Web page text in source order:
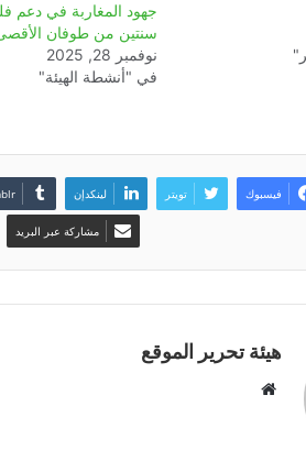
جهود المغاربة في دعم
سنتين من طوفان
نوفمبر 28, 2025
في "أنشطة الهيئة"
فيسبوك تويتر لينكدإن
مشاركة عبر البريد
هيئة تحرير الموقع